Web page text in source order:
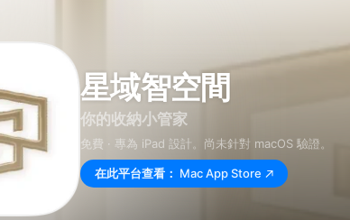
星域智空間
你的收納小管家
免費 · 專為 iPad 設計。尚未針對 macOS 驗證。
在此平台查看： Mac App Store